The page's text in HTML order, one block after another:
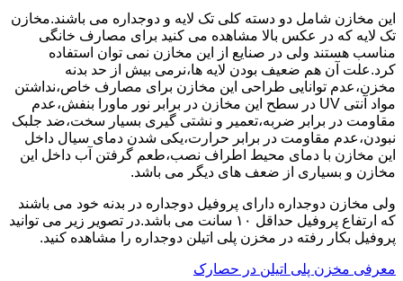
این مخازن شامل دو دسته کلی تک لایه و دوجداره می باشند.مخازن
تک لایه که در عکس بالا مشاهده می کنید برای مصارف خانگی
مناسب هستند ولی در صنایع از این مخازن نمی توان استفاده
کرد.علت آن هم ضعیف بودن لایه ها،نرمی بیش از حد بدنه
مخزن،عدم توانایی طراحی این مخازن برای مصارف خاص،نداشتن
مواد آنتی UV در سطح این مخازن در برابر نور ماورا بنفش،عدم
مقاومت در برابر ضربه،تعمیر و نشتی گیری بسیار سخت،ضد جلبک
نبودن،عدم مقاومت در برابر حرارت،یکی شدن دمای سیال داخل
این مخازن با دمای محیط اطراف نصب،طعم گرفتن آب داخل این
مخازن و بسیاری از ضعف های دیگر می باشد.
ولی مخازن دوجداره دارای پروفیل دوجداره در بدنه خود می باشند
که ارتفاع پروفیل حداقل ۱۰ سانت می باشد.در تصویر زیر می توانید
پروفیل بکار رفته در مخزن پلی اتیلن دوجداره را مشاهده کنید.
معرفی مخزن پلی اتیلن در حصارک